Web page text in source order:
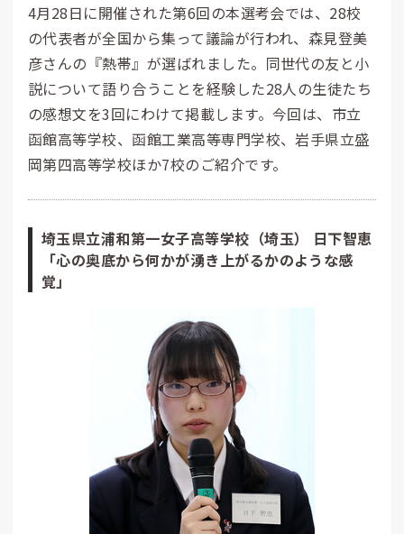
4月28日に開催された第6回の本選考会では、28校
の代表者が全国から集って議論が行われ、森見登美
彦さんの『熱帯』が選ばれました。同世代の友と小
説について語り合うことを経験した28人の生徒たち
の感想文を3回にわけて掲載します。今回は、市立
函館高等学校、函館工業高等専門学校、岩手県立盛
岡第四高等学校ほか7校のご紹介です。
埼玉県立浦和第一女子高等学校（埼玉） 日下智恵
「心の奥底から何かが湧き上がるかのような感
覚」